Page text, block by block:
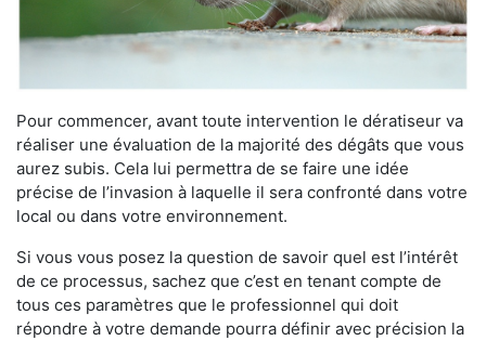
Pour commencer, avant toute intervention le dératiseur va
réaliser une évaluation de la majorité des dégâts que vous
aurez subis. Cela lui permettra de se faire une idée
précise de l’invasion à laquelle il sera confronté dans votre
local ou dans votre environnement.
Si vous vous posez la question de savoir quel est l’intérêt
de ce processus, sachez que c’est en tenant compte de
tous ces paramètres que le professionnel qui doit
répondre à votre demande pourra définir avec précision la